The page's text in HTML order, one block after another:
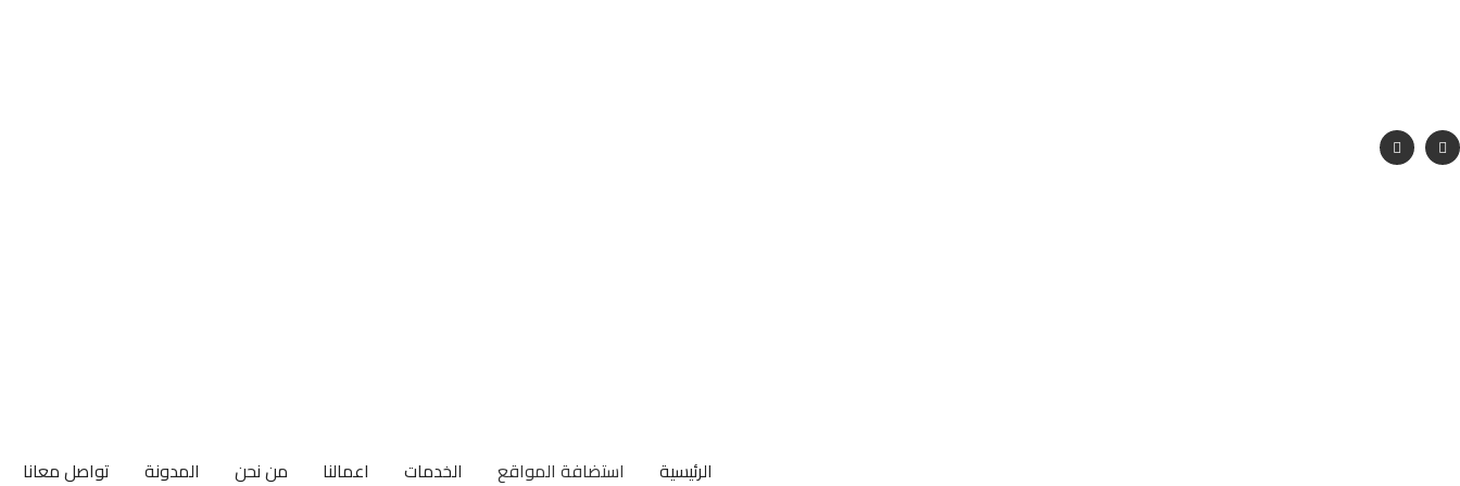
الرئيسية استضافة المواقع الخدمات اعمالنا من نحن المدونة تواصل معانا